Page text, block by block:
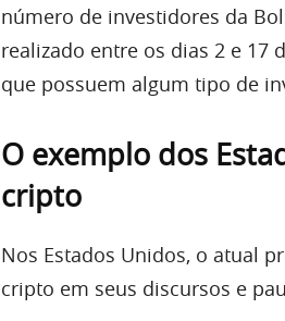
número de investidores da
realizado entre os dias 2 e 17
que possuem algum tipo de
O exemplo dos
cripto
Nos Estados Unidos, o atual
cripto em seus discursos e